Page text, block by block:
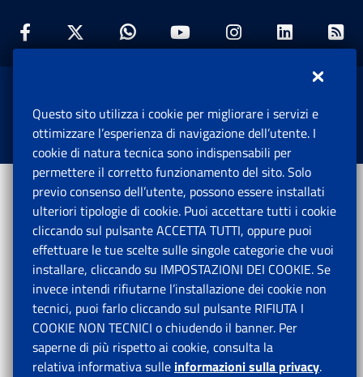
Facebook: Apre una nuova finestra
Twitter: Apre una nuova finestra
Whatsapp: Apre una nuova
Youtube: Apre una
Instagram:
Istituto Nazionale Previdenza Sociale.
Tutti i diritti riservati.
Questo sito utilizza i cookie per migliorare i servizi e
ottimizzare l’esperienza di navigazione dell’utente. I
cookie di natura tecnica sono indispensabili per
permettere il corretto funzionamento del sito. Solo
previo consenso dell’utente, possono essere installati
ulteriori tipologie di cookie. Puoi accettare tutti i cookie
cliccando sul pulsante ACCETTA TUTTI, oppure puoi
effettuare le tue scelte sulle singole categorie che vuoi
installare, cliccando su IMPOSTAZIONI DEI COOKIE. Se
invece intendi rifiutarne l’installazione dei cookie non
tecnici, puoi farlo cliccando sul pulsante RIFIUTA I
COOKIE NON TECNICI o chiudendo il banner. Per
saperne di più rispetto ai cookie, consulta la
relativa informativa sulle informazioni sulla privacy.